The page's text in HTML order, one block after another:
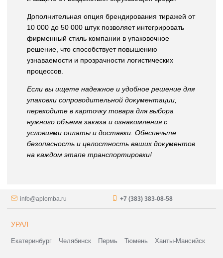
Дополнительная опция брендирования тиражей от
10 000 до 50 000 штук позволяет интегрировать
фирменный стиль компании в упаковочное
решение, что способствует повышению
узнаваемости и прозрачности логистических
процессов.
Если вы ищете надежное и удобное решение для
упаковки сопроводительной документации,
переходите в карточку товара для выбора
нужного объема заказа и ознакомления с
условиями оплаты и доставки. Обеспечьте
безопасность и целостность ваших документов
на каждом этапе транспортировки!
info@aplomba.ru +7 (383) 383-08-58
УРАЛ
Екатеринбург Челябинск Пермь Тюмень Ханты-Мансийск